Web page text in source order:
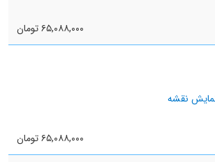
۶۵,۰۸۸,۰۰۰ تومان
نقشه
۶۵,۰۸۸,۰۰۰ تومان